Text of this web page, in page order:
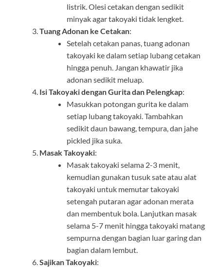
listrik. Olesi cetakan dengan sedikit
minyak agar takoyaki tidak lengket.
Tuang Adonan ke Cetakan:
Setelah cetakan panas, tuang adonan
takoyaki ke dalam setiap lubang cetakan
hingga penuh. Jangan khawatir jika
adonan sedikit meluap.
Isi Takoyaki dengan Gurita dan Pelengkap:
Masukkan potongan gurita ke dalam
setiap lubang takoyaki. Tambahkan
sedikit daun bawang, tempura, dan jahe
pickled jika suka.
Masak Takoyaki:
Masak takoyaki selama 2-3 menit,
kemudian gunakan tusuk sate atau alat
takoyaki untuk memutar takoyaki
setengah putaran agar adonan merata
dan membentuk bola. Lanjutkan masak
selama 5-7 menit hingga takoyaki matang
sempurna dengan bagian luar garing dan
bagian dalam lembut.
Sajikan Takoyaki: